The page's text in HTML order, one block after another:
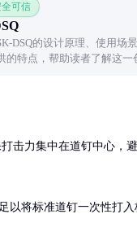
全可信
DSQ的设计原理、使用场
的特点，帮助读者了解这一
击力集中在道钉中心，
以将标准道钉一次性打